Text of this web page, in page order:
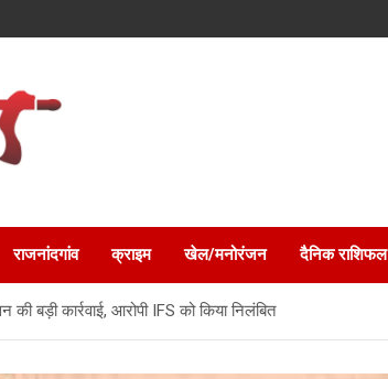
राजनांदगांव क्राइम खेल/मनोरंजन दैनिक राशिफल
बड़ी कार्रवाई, आरोपी IFS को किया निलंबित